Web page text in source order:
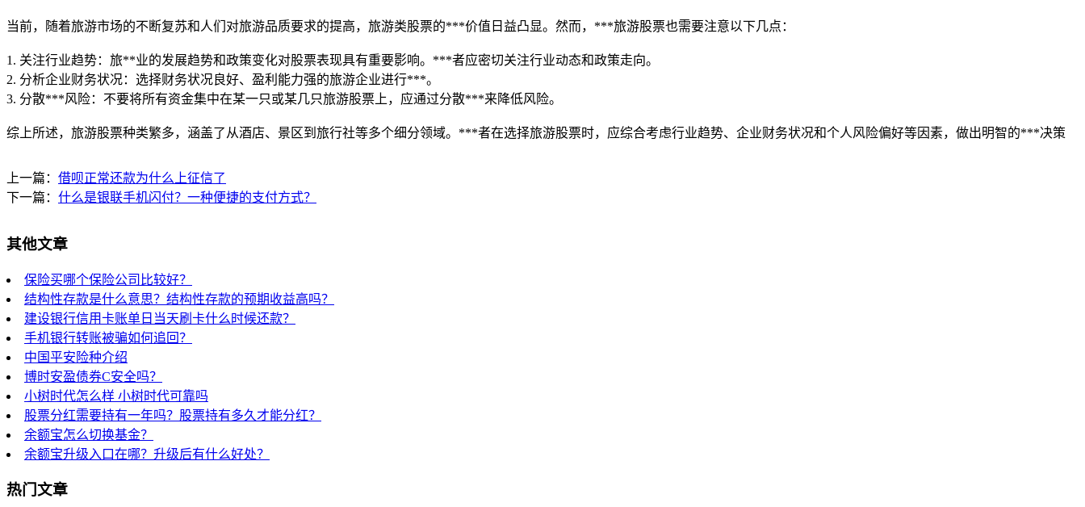
当前，随着旅游市场的不断复苏和人们对旅游品质要求的提高，旅游类股票的***价值日益凸显。然而，***旅游股票也需要注意以下几点：
1. 关注行业趋势：旅**业的发展趋势和政策变化对股票表现具有重要影响。***者应密切关注行业动态和政策走向。
2. 分析企业财务状况：选择财务状况良好、盈利能力强的旅游企业进行***。
3. 分散***风险：不要将所有资金集中在某一只或某几只旅游股票上，应通过分散***来降低风险。
综上所述，旅游股票种类繁多，涵盖了从酒店、景区到旅行社等多个细分领域。***者在选择旅游股票时，应综合考虑行业趋势、企业财务状况和个人风险偏好等因素，做出明智的***决策
上一篇： 借呗正常还款为什么上征信了
下一篇： 什么是银联手机闪付？一种便捷的支付方式？
其他文章
保险买哪个保险公司比较好？
结构性存款是什么意思？结构性存款的预期收益高吗？
建设银行信用卡账单日当天刷卡什么时候还款？
手机银行转账被骗如何追回？
中国平安险种介绍
博时安盈债券C安全吗？
小树时代怎么样 小树时代可靠吗
股票分红需要持有一年吗？股票持有多久才能分红？
余额宝怎么切换基金？
余额宝升级入口在哪？升级后有什么好处？
热门文章